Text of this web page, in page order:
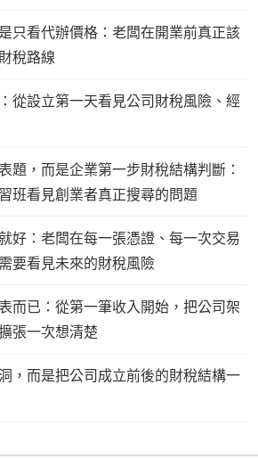
只看代辦價格：老闆在開業前真正該
稅路線
從設立第一天看見公司財稅風險、經
題，而是企業第一步財稅結構判斷：
班看見創業者真正搜尋的問題
好：老闆在每一張憑證、每一次交易
要看見未來的財稅風險
而已：從第一筆收入開始，把公司架
張一次想清楚
，而是把公司成立前後的財稅結構一